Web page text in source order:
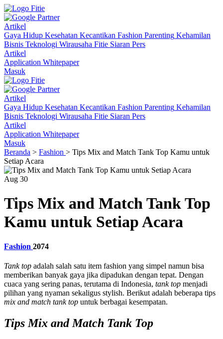
Artikel
Gaya Hidup Kesehatan Kecantikan Fashion Parenting Kehamilan
Bisnis Teknologi Wirausaha Fitie Siaran Pers
Artikel
Application Whitepaper
Masuk
Artikel
Gaya Hidup Kesehatan Kecantikan Fashion Parenting Kehamilan
Bisnis Teknologi Wirausaha Fitie Siaran Pers
Artikel
Application Whitepaper
Masuk
Beranda > Fashion > Tips Mix and Match Tank Top Kamu untuk
Setiap Acara
Aug 30
Tips Mix and Match Tank Top
Kamu untuk Setiap Acara
Fashion 2074
Tank top adalah salah satu item fashion yang simpel namun bisa
memberikan banyak gaya jika dipadukan dengan tepat. Dengan
cuaca yang sering panas, terutama di Indonesia, tank top menjadi
pilihan yang nyaman sekaligus stylish. Berikut adalah beberapa tips
mix and match tank top untuk berbagai kesempatan.
Tips Mix and Match Tank Top